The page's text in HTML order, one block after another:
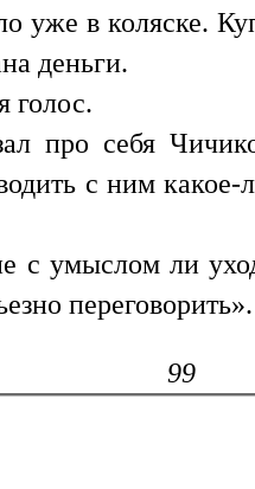
уже в коляске.
деньги.
голос.
про себя
с ним
с умыслом ли
переговорить».
99